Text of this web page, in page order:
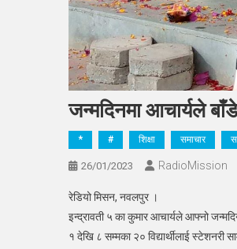
जन्मदिनमा आचार्यले बाँडे
* # शिक्षा समाचार
26/01/2023 RadioMission
रेडियो मिसन, नवलपुर ।
इन्द्रावती ५ का कुमार आचार्यले आफ्नो
१ देखि ८ सम्मका २० विद्यार्थीलाई स्टेशनरी